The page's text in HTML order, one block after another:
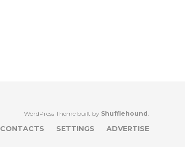
WordPress Theme built by Shufflehound .
CONTACTS SETTINGS ADVERTISE